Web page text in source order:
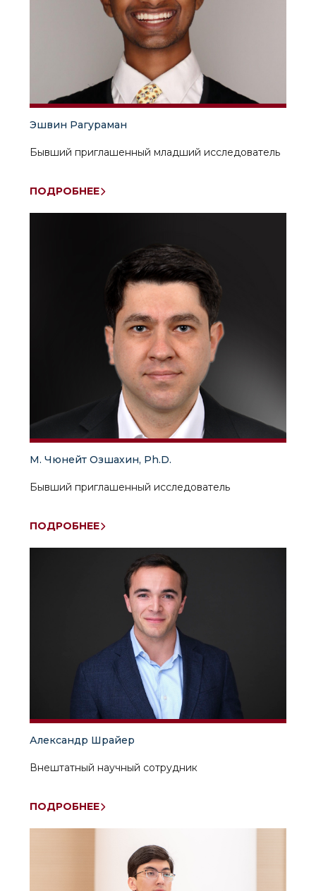
Эшвин Рагураман
Бывший приглашенный младший исследователь
ПОДРОБНЕЕ
М. Чюнейт Озшахин, Ph.D.
Бывший приглашенный исследователь
ПОДРОБНЕЕ
Александр Шрайер
Внештатный научный сотрудник
ПОДРОБНЕЕ